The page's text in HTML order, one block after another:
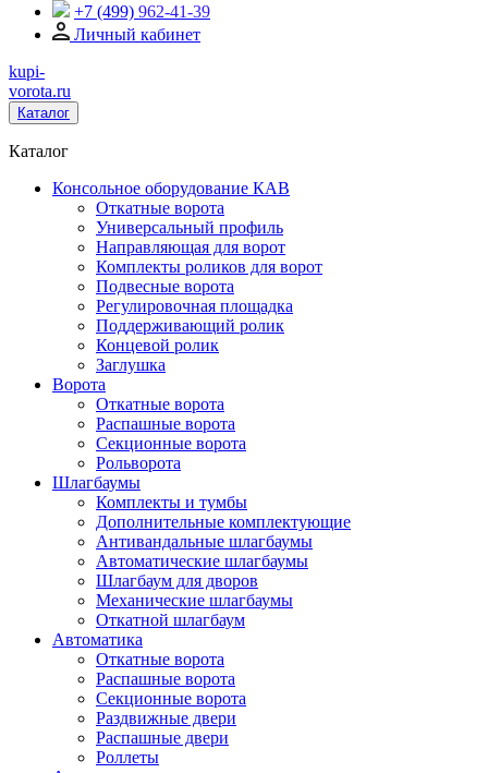
+7 (499) 962-41-39
Личный кабинет
kupi-
vorota.ru
Каталог
Каталог
Консольное оборудование КАВ
Откатные ворота
Универсальный профиль
Направляющая для ворот
Комплекты роликов для ворот
Подвесные ворота
Регулировочная площадка
Поддерживающий ролик
Концевой ролик
Заглушка
Ворота
Откатные ворота
Распашные ворота
Секционные ворота
Рольворота
Шлагбаумы
Комплекты и тумбы
Дополнительные комплектующие
Антивандальные шлагбаумы
Автоматические шлагбаумы
Шлагбаум для дворов
Механические шлагбаумы
Откатной шлагбаум
Автоматика
Откатные ворота
Распашные ворота
Секционные ворота
Раздвижные двери
Распашные двери
Роллеты